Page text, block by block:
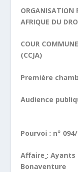
ORGANISATION
AFRIQUE DU
COUR
(CCJA)
Première
Audience
Pourvoi : n°
Affaire : Ayants